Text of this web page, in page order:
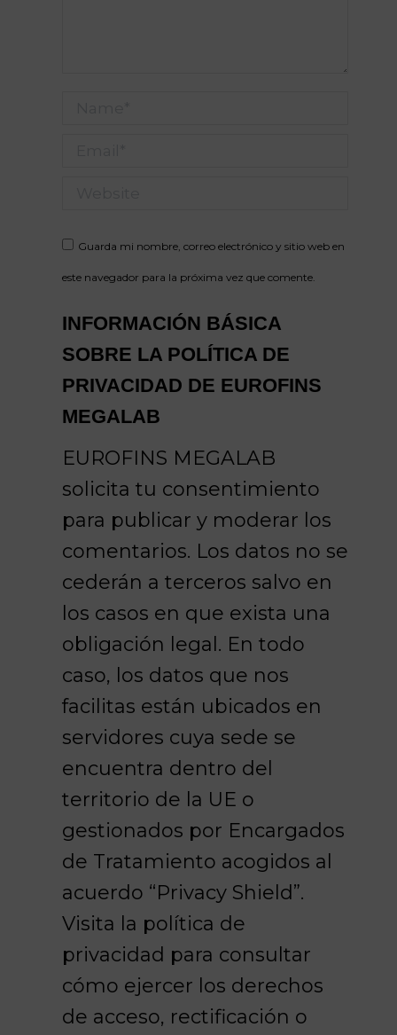
Guarda mi nombre, correo electrónico y sitio web en
este navegador para la próxima vez que comente.
INFORMACIÓN BÁSICA
SOBRE LA POLÍTICA DE
PRIVACIDAD DE EUROFINS
MEGALAB
EUROFINS MEGALAB
solicita tu consentimiento
para publicar y moderar los
comentarios. Los datos no se
cederán a terceros salvo en
los casos en que exista una
obligación legal. En todo
caso, los datos que nos
facilitas están ubicados en
servidores cuya sede se
encuentra dentro del
territorio de la UE o
gestionados por Encargados
de Tratamiento acogidos al
acuerdo “Privacy Shield”.
Visita la política de
privacidad para consultar
cómo ejercer los derechos
de acceso, rectificación o